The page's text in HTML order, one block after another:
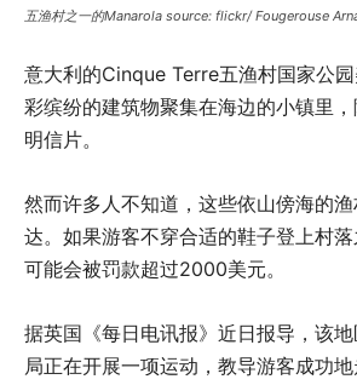
五渔村之一的Manarola source: flickr/ Fougerouse
意大利的Cinque Terre五渔村国家公
彩缤纷的建筑物聚集在海边的小镇里
明信片。
然而许多人不知道，这些依山傍海的
达。如果游客不穿合适的鞋子登上村落
可能会被罚款超过2000美元。
据英国《每日电讯报》近日报导，该
局正在开展一项运动，教导游客成功